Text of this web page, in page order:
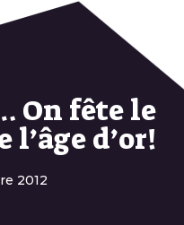
On fête le
l’âge d’or!
2012